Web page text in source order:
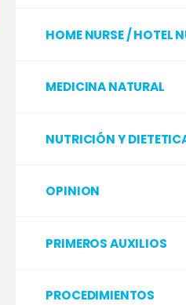
HOME NURSE / HOTEL
MEDICINA NATURAL
NUTRICIÓN Y
OPINION
PRIMEROS AUXILIOS
PROCEDIMIENTOS